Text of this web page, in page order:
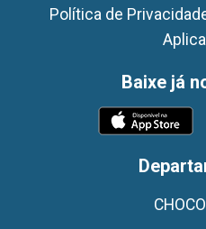
Política de
Baixe já